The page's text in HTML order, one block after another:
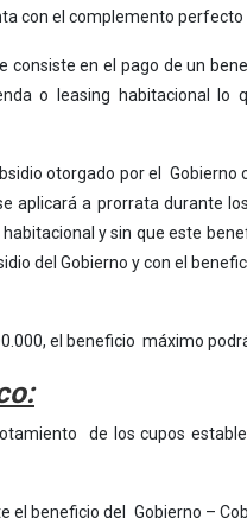
con el complemento perfecto
consiste en el pago de un
o leasing habitacional lo
otorgado por el
aplicará a prorrata durante
y sin que este
del Gobierno y con el
el beneficio máximo
de los cupos
beneficio del Gobierno –